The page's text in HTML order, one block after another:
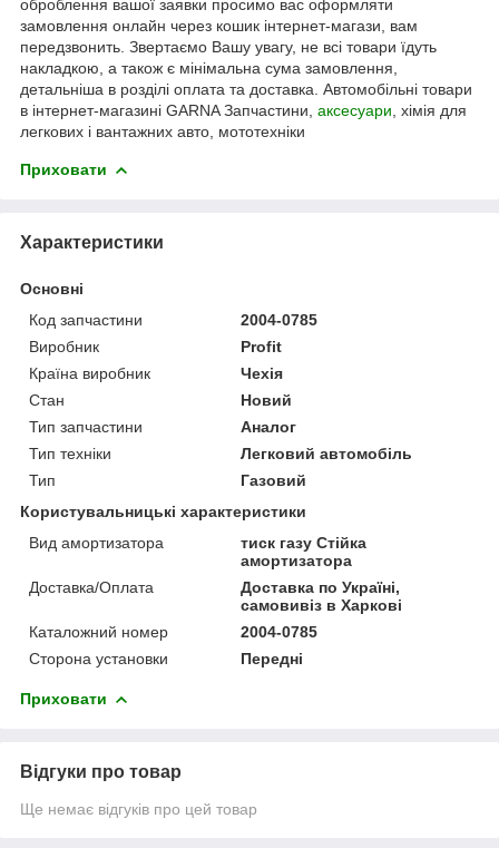
оброблення вашої заявки просимо вас оформляти
замовлення онлайн через кошик інтернет-магази, вам
передзвонить. Звертаємо Вашу увагу, не всі товари їдуть
накладкою, а також є мінімальна сума замовлення,
детальніша в розділі оплата та доставка. Автомобільні товари
в інтернет-магазині GARNA Запчастини, аксесуари , хімія для
легкових і вантажних авто, мототехніки
Приховати
Характеристики
Основні
Код запчастини
2004-0785
Виробник
Profit
Країна виробник
Чехія
Стан
Новий
Тип запчастини
Аналог
Тип техніки
Легковий автомобіль
Тип
Газовий
Користувальницькі характеристики
Вид амортизатора
тиск газу Стійка
амортизатора
Доставка/Оплата
Доставка по Україні,
самовивіз в Харкові
Каталожний номер
2004-0785
Сторона установки
Передні
Приховати
Відгуки про товар
Ще немає відгуків про цей товар